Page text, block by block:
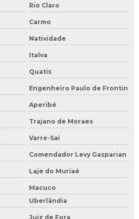
Rio Claro
Carmo
Natividade
Italva
Quatis
Engenheiro Paulo de Frontin
Aperibé
Trajano de Moraes
Varre-Sai
Comendador Levy Gasparian
Laje do Muriaé
Macuco
Uberlândia
Juiz de Fora